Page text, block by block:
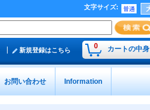
文字サイズ:
0 カートの中身
新規登録はこちら
お問い合わせ Information